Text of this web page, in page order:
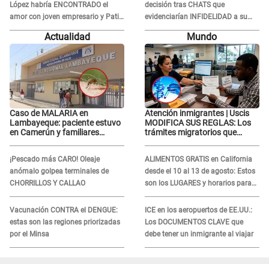
López habría ENCONTRADO el
amor con joven empresario y Pati
Lorena la ECHA en VIVO
decisión tras CHATS que
evidenciarían INFIDELIDAD a su
novio con animador de 'La Bella
Luz': "Un día..."
Actualidad
Caso de MALARIA en
Lambayeque: paciente estuvo
en Camerún y familiares
¡Pescado más CARO! Oleaje
anómalo golpea terminales de
CHORRILLOS Y CALLAO
Vacunación CONTRA el DENGUE:
estas son las regiones priorizadas
por el Minsa
Mundo
Atención inmigrantes | Uscis
MODIFICA SUS REGLAS: Los
trámites migratorios que
ALIMENTOS GRATIS en California
desde el 10 al 13 de agosto: Estos
son los LUGARES y horarios para
recibir la ayuda
ICE en los aeropuertos de EE.UU.:
Los DOCUMENTOS CLAVE que
debe tener un inmigrante al viajar